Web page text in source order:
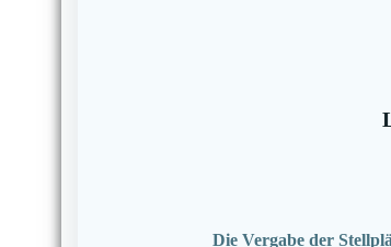
Die Vergabe der